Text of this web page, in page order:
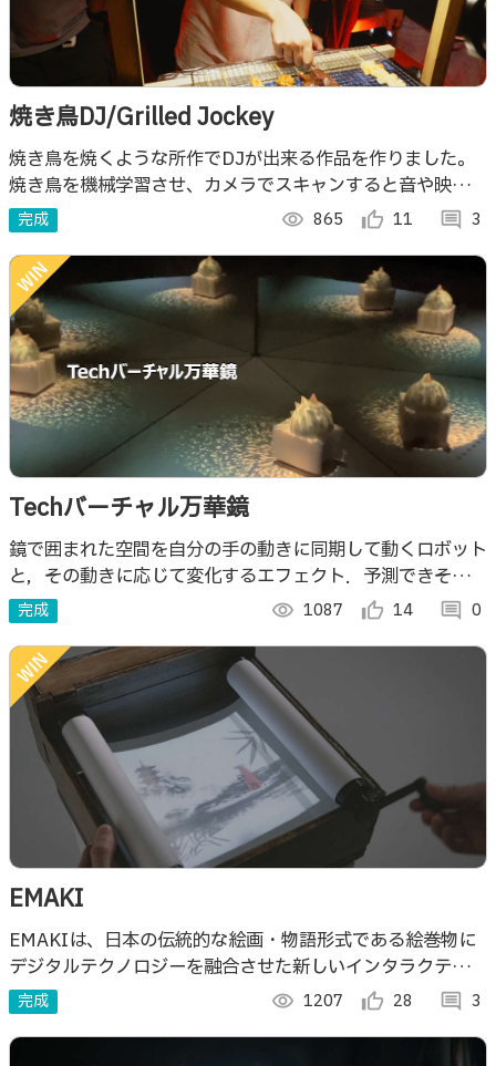
焼き鳥DJ/Grilled Jockey
焼き鳥を焼くような所作でDJが出来る作品を作りました。
焼き鳥を機械学習させ、カメラでスキャンすると音や映像が
出てくる仕掛けになっています。実際にイベントを開いて演
奏した時の映像です。
完成 visibility 865 thumb_up_alt 11 comment 3
Techバーチャル万華鏡
鏡で囲まれた空間を自分の手の動きに同期して動くロボット
と，その動きに応じて変化するエフェクト．予測できそうで
できないモノの動きと映像の動きを，体の動きとともに感じ
る空間を体験できます．
完成 visibility 1087 thumb_up_alt 14 comment 0
EMAKI
EMAKIは、日本の伝統的な絵画・物語形式である絵巻物に
デジタルテクノロジーを融合させた新しいインタラクティブ
表現メディアです。
完成 visibility 1207 thumb_up_alt 28 comment 3